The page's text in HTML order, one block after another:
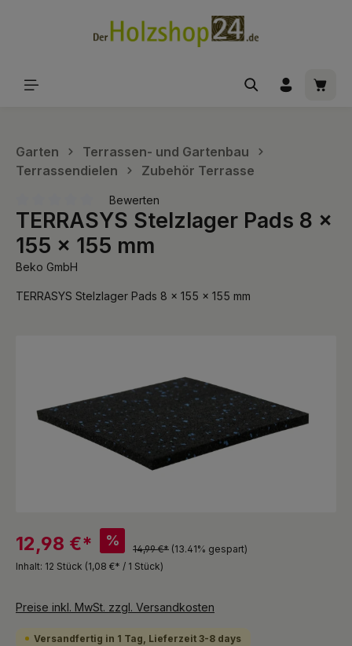
Garten
Terrassen- und Gartenbau
Terrassendielen
Zubehör Terrasse
Durchschnittliche Bewertung von 0 von 5 Sternen
Bewerten
TERRASYS Stelzlager Pads 8 x
155 x 155 mm
Beko GmbH
TERRASYS Stelzlager Pads 8 x 155 x 155 mm
12,98 €* %
14,99 €* (13.41% gespart)
Inhalt: 12 Stück (1,08 €* / 1 Stück)
Preise inkl. MwSt. zzgl. Versandkosten
Versandfertig in 1 Tag, Lieferzeit 3-8 days